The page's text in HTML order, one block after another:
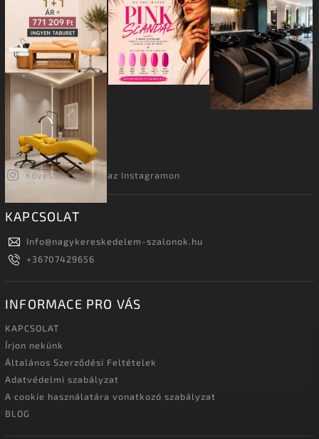
Kövessen minket az Instagramon
KAPCSOLAT
Info@nagykereskedelem-szalonok.hu
+36707429656
INFORMACE PRO VÁS
KAPCSOLAT
Írjon nekünk
Általános Szerződési Feltételek
Adatvédelmi szabályzat
A cookie használatára vonatkozó szabályzat
BLOG